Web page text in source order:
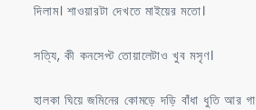
দিলাম। শাওয়ারটা দেখতে মাইয়ের মতো।
সত্যি, কী কনসেপ্ট তোয়ালেটাও খুব মসৃণ।
হালকা ঘিয়ে জমিনের কোমড়ে দড়ি বাঁধা ধুতি আর